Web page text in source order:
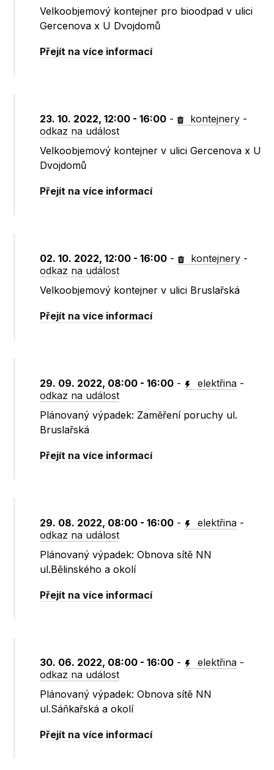
Velkoobjemový kontejner pro bioodpad v ulici
Gercenova x U Dvojdomů
Přejít na více informací
23. 10. 2022, 12:00 - 16:00 - kontejnery -
odkaz na událost
Velkoobjemový kontejner v ulici Gercenova x U
Dvojdomů
Přejít na více informací
02. 10. 2022, 12:00 - 16:00 - kontejnery -
odkaz na událost
Velkoobjemový kontejner v ulici Bruslařská
Přejít na více informací
29. 09. 2022, 08:00 - 16:00 - elektřina -
odkaz na událost
Plánovaný výpadek: Zaměření poruchy ul.
Bruslařská
Přejít na více informací
29. 08. 2022, 08:00 - 16:00 - elektřina -
odkaz na událost
Plánovaný výpadek: Obnova sítě NN
ul.Bělinského a okolí
Přejít na více informací
30. 06. 2022, 08:00 - 16:00 - elektřina -
odkaz na událost
Plánovaný výpadek: Obnova sítě NN
ul.Sáňkařská a okolí
Přejít na více informací